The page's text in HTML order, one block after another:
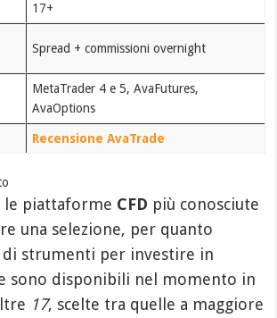
17+
Spread + commissioni overnight
MetaTrader 4 e 5, AvaFutures,
AvaOptions
Recensione AvaTrade
le piattaforme CFD più conosciute
una selezione, per quanto
di strumenti per investire in
sono disponibili nel momento in
17, scelte tra quelle a maggiore